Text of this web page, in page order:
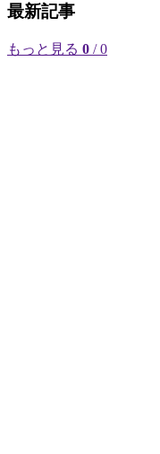
最新記事
もっと見る 0 / 0